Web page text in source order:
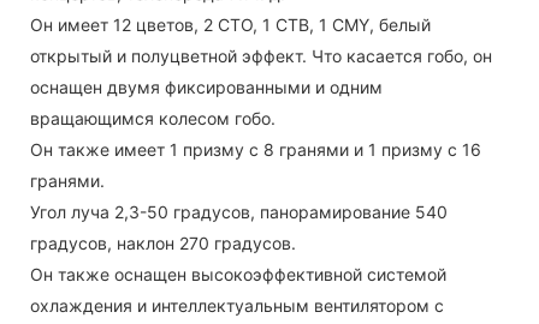
Он имеет 12 цветов, 2 CTO, 1 CTB, 1 CMY, белый
открытый и полуцветной эффект. Что касается гобо, он
оснащен двумя фиксированными и одним
вращающимся колесом гобо.
Он также имеет 1 призму с 8 гранями и 1 призму с 16
гранями.
Угол луча 2,3-50 градусов, панорамирование 540
градусов, наклон 270 градусов.
Он также оснащен высокоэффективной системой
охлаждения и интеллектуальным вентилятором с